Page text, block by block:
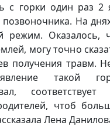
с горки один раз
На
режим. Оказалось,
могу точно
получения травм.
такой
чтоб
Лена